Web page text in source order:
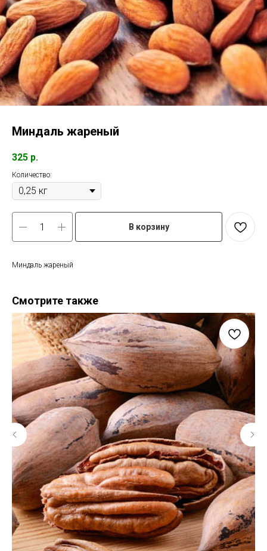
Миндаль жареный
325 р.
Количество:
В корзину
Миндаль жареный
Смотрите также